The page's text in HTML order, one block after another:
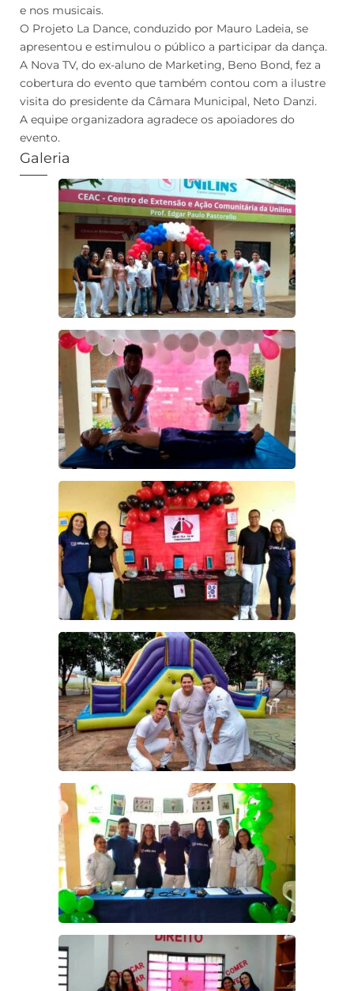
e nos musicais.
O Projeto La Dance, conduzido por Mauro Ladeia, se
apresentou e estimulou o público a participar da dança.
A Nova TV, do ex-aluno de Marketing, Beno Bond, fez a
cobertura do evento que também contou com a ilustre
visita do presidente da Câmara Municipal, Neto Danzi.
A equipe organizadora agradece os apoiadores do
evento.
Galeria